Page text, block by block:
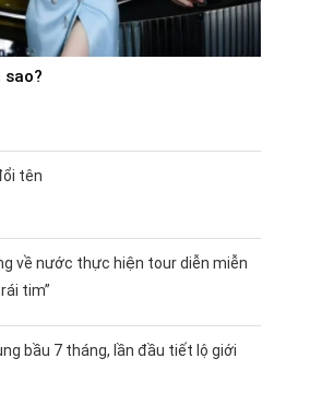
sao?
tên
về nước thực hiện tour diễn miễn
tim”
bầu 7 tháng, lần đầu tiết lộ giới